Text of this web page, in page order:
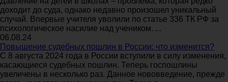
доходит до суда, однако недавно произошел уникальный
случай. Впервые учителя уволили по статье 336 ТК РФ за
психологическое насилие над учеником. ...
06.08.24
Повышение судебных пошлин в России: что изменится?
С 8 августа 2024 года в России вступили в силу изменения,
касающиеся судебных пошлин. Теперь госпошлины
увеличены в несколько раз. Данное нововведение, прежде